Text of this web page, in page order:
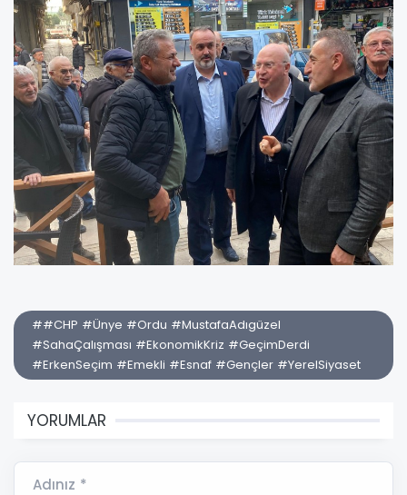
##CHP #Ünye #Ordu #MustafaAdıgüzel
#SahaÇalışması #EkonomikKriz #GeçimDerdi
#ErkenSeçim #Emekli #Esnaf #Gençler #YerelSiyaset
YORUMLAR
Adınız *